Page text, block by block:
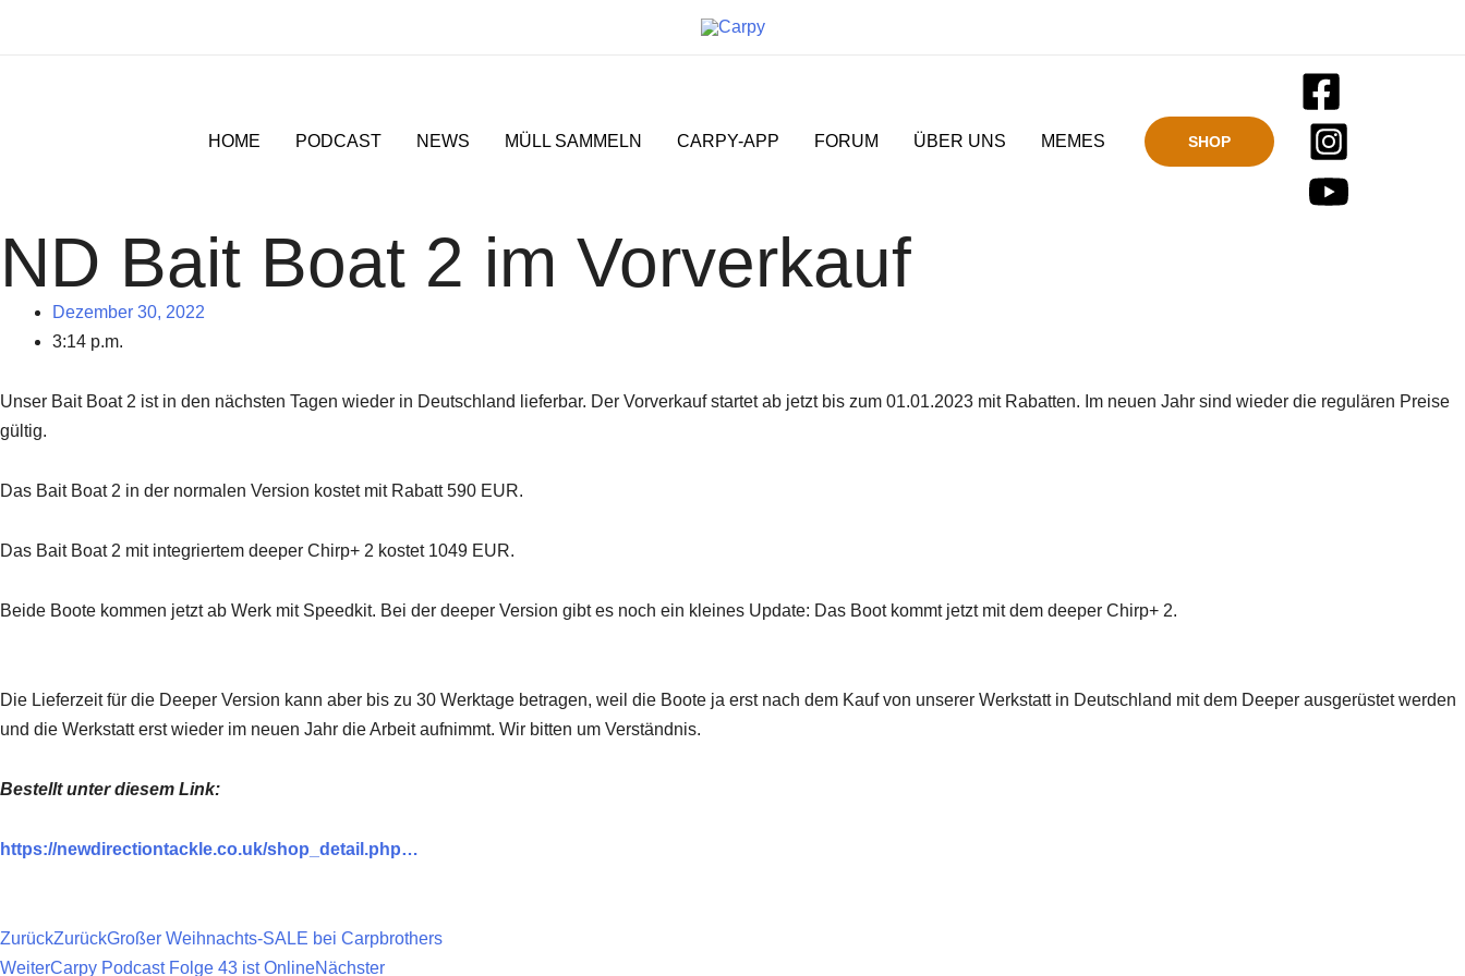
HOME PODCAST NEWS MÜLL SAMMELN CARPY-APP FORUM ÜBER UNS MEMES SHOP
ND Bait Boat 2 im Vorverkauf
Dezember 30, 2022
3:14 p.m.
Unser Bait Boat 2 ist in den nächsten Tagen wieder in Deutschland lieferbar. Der Vorverkauf startet ab jetzt bis zum 01.01.2023 mit Rabatten. Im neuen Jahr sind wieder die regulären Preise
gültig.
Das Bait Boat 2 in der normalen Version kostet mit Rabatt 590 EUR.
Das Bait Boat 2 mit integriertem deeper Chirp+ 2 kostet 1049 EUR.
Beide Boote kommen jetzt ab Werk mit Speedkit. Bei der deeper Version gibt es noch ein kleines Update: Das Boot kommt jetzt mit dem deeper Chirp+ 2.
Die Lieferzeit für die Deeper Version kann aber bis zu 30 Werktage betragen, weil die Boote ja erst nach dem Kauf von unserer Werkstatt in Deutschland mit dem Deeper ausgerüstet werden
und die Werkstatt erst wieder im neuen Jahr die Arbeit aufnimmt. Wir bitten um Verständnis.
Bestellt unter diesem Link:
https://newdirectiontackle.co.uk/shop_detail.php…
ZurückZurückGroßer Weihnachts-SALE bei Carpbrothers
WeiterCarpy Podcast Folge 43 ist OnlineNächster